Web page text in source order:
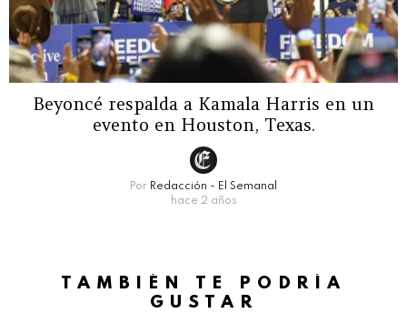
Beyoncé respalda a Kamala Harris en un
evento en Houston, Texas.
Por Redacción - El Semanal
hace 2 años
TAMBIÉN TE PODRÍA
GUSTAR